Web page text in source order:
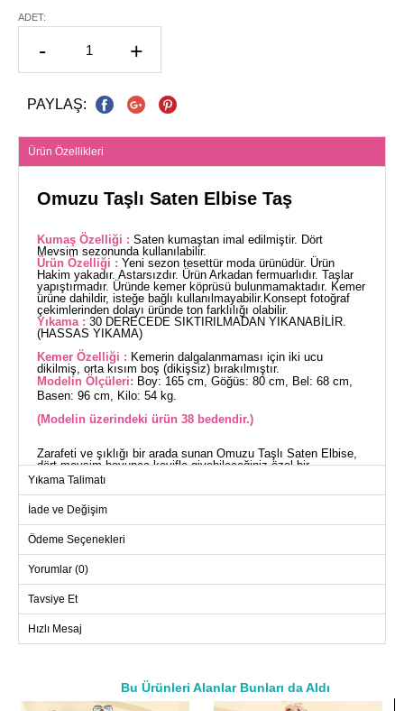
ADET:
- +
PAYLAŞ:
Ürün Özellikleri
Omuzu Taşlı Saten Elbise Taş
Kumaş Özelliği : Saten kumaştan imal edilmiştir. Dört
Mevsim sezonunda kullanılabilir.
Ürün Özelliği : Yeni sezon tesettür moda ürünüdür. Ürün
Hakim yakadır. Astarsızdır. Ürün Arkadan fermuarlıdır. Taşlar
yapıştırmadır. Üründe kemer köprüsü bulunmamaktadır. Kemer
ürüne dahildir, isteğe bağlı kullanılmayabilir.Konsept fotoğraf
çekimlerinden dolayı üründe ton farklılığı olabilir.
Yıkama : 30 DERECEDE SIKTIRILMADAN YIKANABİLİR.
(HASSAS YIKAMA)
Kemer Özelliği : Kemerin dalgalanmaması için iki ucu
dikilmiş, orta kısım boş (dikişsiz) bırakılmıştır.
Modelin Ölçüleri: Boy: 165 cm, Göğüs: 80 cm, Bel: 68 cm,
Basen: 96 cm, Kilo: 54 kg.
(Modelin üzerindeki ürün 38 bedendir.)
Zarafeti ve şıklığı bir arada sunan Omuzu Taşlı Saten Elbise,
dört mevsim boyunca keyifle giyebileceğiniz özel bir
tasarımdır. Bu tesettür abiye; hassas yıkama ile 30 derecede
konforu ön planda tutar. Arka kısmında bulunan fermuar
detayıyla kolay giyim imkanı sağlar. Ürünün dikkat çekici taş
detayları ise göz kamaştırıcı bir görünüm kazandırır. Kemer
kullanımı ise tamamen size kalmış; dilerseniz kullanabilir,
dilerseniz çıkarabilirsiniz.
(CM)
Beden
44
102 86
136
Yıkama Talimatı
İade ve Değişim
Ödeme Seçenekleri
Yorumlar (0)
Tavsiye Et
Hızlı Mesaj
Bu Ürünleri Alanlar Bunları da Aldı
a>